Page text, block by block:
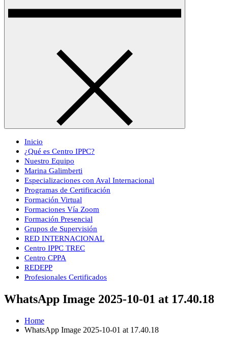
Inicio
¿Qué es Centro IPPC?
Nuestro Equipo
Marina Galimberti
Especializaciones con Aval Internacional
Programas de Certificación
Formación Virtual
Formaciones Vía Zoom
Formación Presencial
Grupos de Supervisión
RED INTERNACIONAL
Centro IPPC TREC
Centro CPPA
REDEPP
Profesionales Certificados
WhatsApp Image 2025-10-01 at 17.40.18
Home
WhatsApp Image 2025-10-01 at 17.40.18